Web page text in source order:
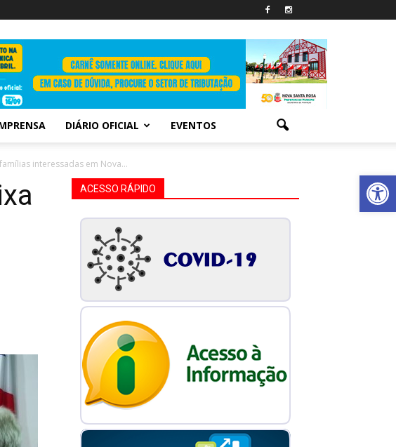
Abrir
DIÁRIO OFICIAL EVENTOS
interessadas em Nova...
ACESSO RÁPIDO